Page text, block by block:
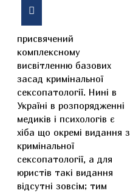
Вашій увазі пропонується
навчальний посібник,
присвячений
комплексному
висвітленню базових
засад кримінальної
сексопатології. Нині в
Україні в розпорядженні
медиків і психологів є
хіба що окремі видання з
кримінальної
сексопатології, а для
юристів такі видання
відсутні зовсім; тим